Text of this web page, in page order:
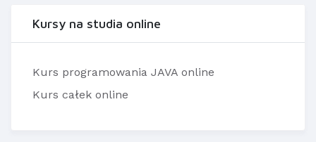
Kursy na studia online
Kurs programowania JAVA online
Kurs całek online